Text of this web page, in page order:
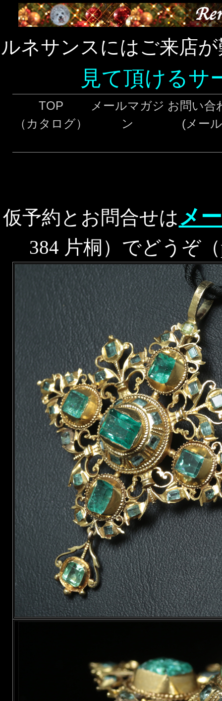
ルネサンスにはご来店
見て頂けるサ
TOP
（カタログ）
メールマガジ
ン
お問い合
(メー
仮予約とお問合せはメ
384 片桐）でどうぞ